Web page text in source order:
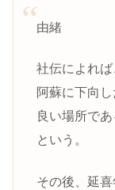
由緒
社伝によれば
阿蘇に下向
良い場所で
という。
その後、延